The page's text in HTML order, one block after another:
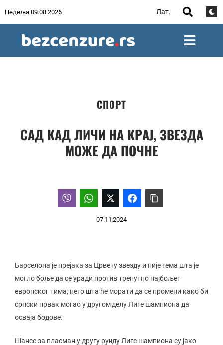
Недеља 09.08.2026 Лат.
СПОРТ
САД КАД ЛИЧИ НА КРАЈ, ЗВЕЗДА
МОЖЕ ДА ПОЧНЕ
07.11.2024
Барселона је прејака за Црвену звезду и није тема шта је
могло боље да се уради против тренутно најбољег
европског тима, него шта ће морати да се промени како би
српски првак могао у другом делу Лиге шампиона да
осваја бодове.
Шансе за пласман у другу рунду Лиге шампиона су јако